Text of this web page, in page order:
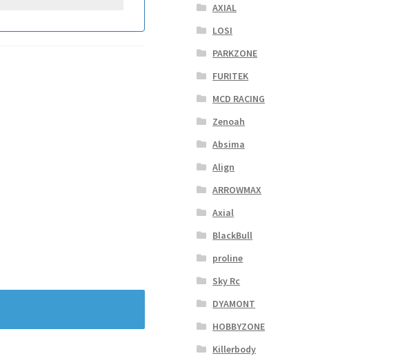
AXIAL
LOSI
PARKZONE
FURITEK
MCD RACING
Zenoah
Absima
Align
ARROWMAX
Axial
BlackBull
proline
Sky Rc
DYAMONT
HOBBYZONE
Killerbody